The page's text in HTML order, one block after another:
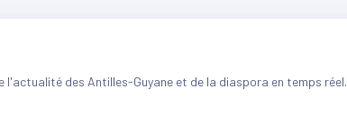
l'actualité des Antilles-Guyane et de la diaspora en temps réel.